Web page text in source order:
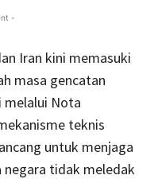
-
Iran kini memasuki
masa gencatan
melalui Nota
teknis
untuk menjaga
tidak meledak